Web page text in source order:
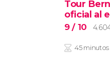
Tour
oficial al
9/ 10
45 minutos